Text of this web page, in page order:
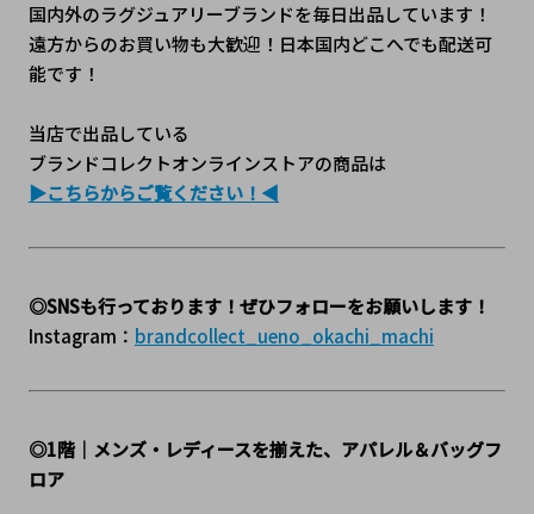
国内外のラグジュアリーブランドを毎日出品しています！
遠方からのお買い物も大歓迎！日本国内どこへでも配送可
能です！
当店で出品している
ブランドコレクトオンラインストアの商品は
▶こちらからご覧ください！◀
◎SNSも行っております！ぜひフォローをお願いします！
Instagram： brandcollect_ueno_okachi_machi
◎1階｜メンズ・レディースを揃えた、アパレル＆バッグフ
ロア